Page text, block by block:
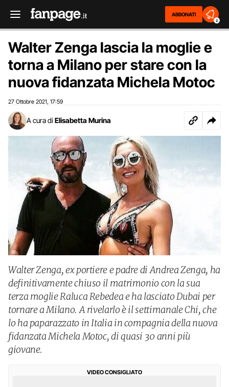
ABBONATI
2
Walter Zenga lascia la moglie e
torna a Milano per stare con la
nuova fidanzata Michela Motoc
27 Ottobre 2021 17:59
A cura di Elisabetta Murina
Walter Zenga, ex portiere e padre di Andrea Zenga, ha
definitivamente chiuso il matrimonio con la sua
terza moglie Raluca Rebedea e ha lasciato Dubai per
tornare a Milano. A rivelarlo è il settimanale Chi, che
lo ha paparazzato in Italia in compagnia della nuova
fidanzata Michela Motoc, di quasi 30 anni più
giovane.
VIDEO CONSIGLIATO